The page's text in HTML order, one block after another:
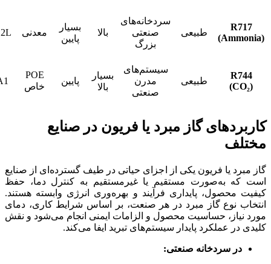
R717
(Ammonia)
طبیعی
سردخانه‌های
صنعتی
بزرگ
بالا
بسیار
پایین
معدنی
R744
(CO₂)
طبیعی
سیستم‌های
مدرن
صنعتی
بسیار
بالا
پایین
POE
خاص
کاربردهای گاز مبرد یا فریون در صنایع
مختلف
گاز مبرد یا فریون یکی از اجزای حیاتی در طیف گسترده‌ای از صنایع
است که به‌صورت مستقیم یا غیرمستقیم به کنترل دما، حفظ
کیفیت محصول، پایداری فرآیند و بهره‌وری انرژی وابسته هستند.
انتخاب نوع گاز مبرد در هر صنعت، بر اساس شرایط کاری، دمای
مورد نیاز، حساسیت محصول و الزامات ایمنی انجام می‌شود و نقش
کلیدی در عملکرد پایدار سیستم‌های تبرید ایفا می‌کند.
در سردخانه صنعتی: